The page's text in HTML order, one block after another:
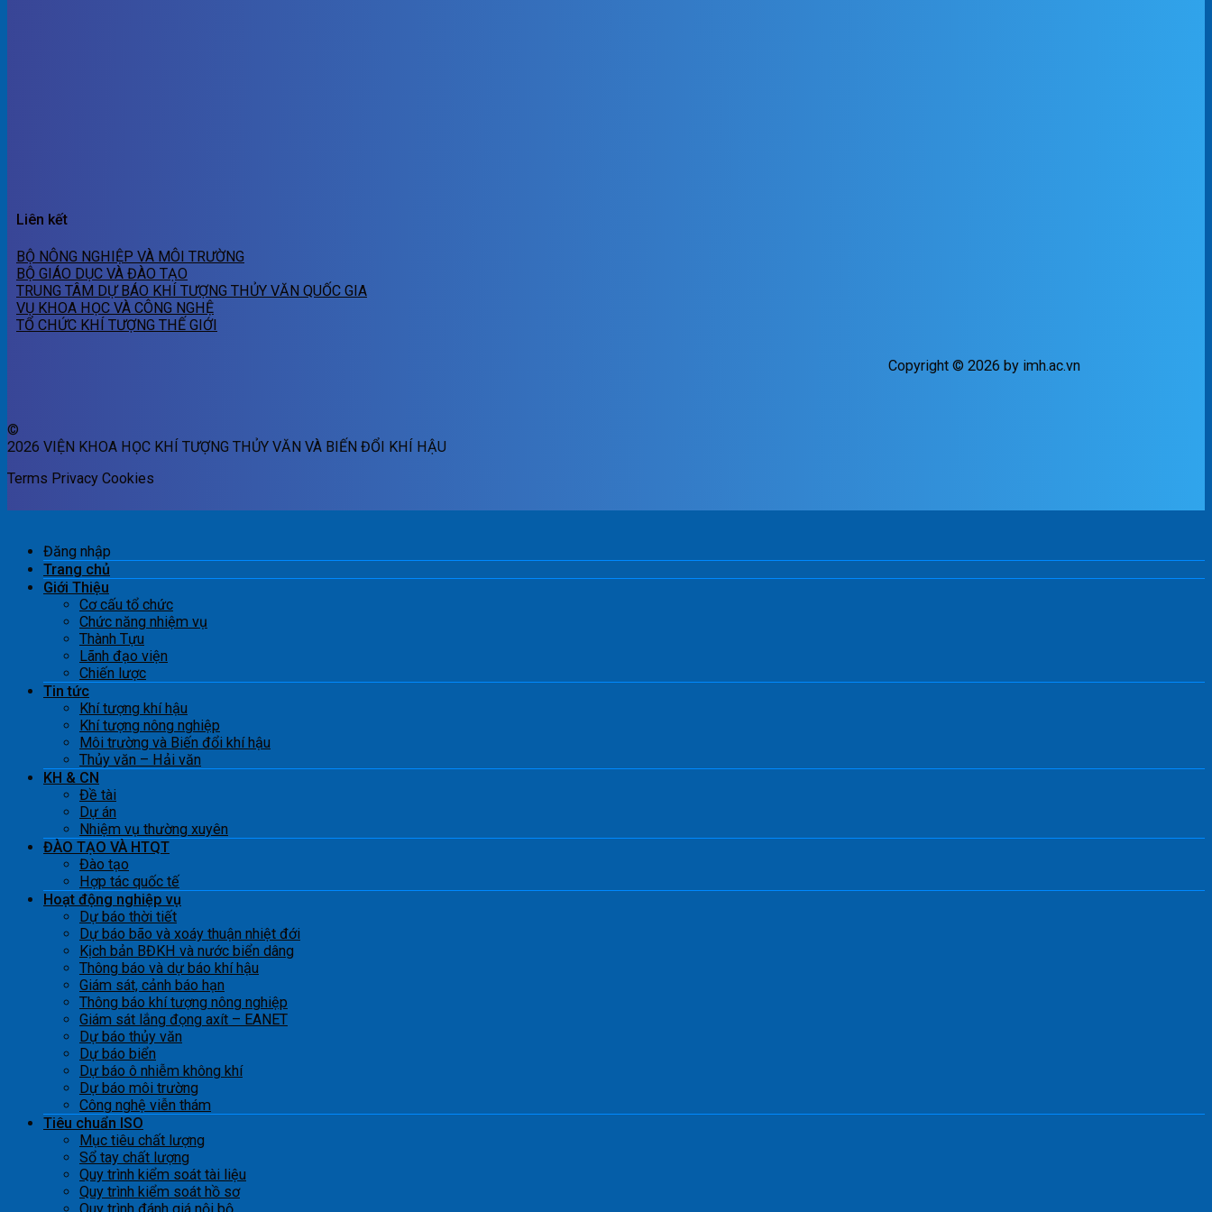
Liên kết
BỘ NÔNG NGHIỆP VÀ MÔI TRƯỜNG
BỘ GIÁO DỤC VÀ ĐÀO TẠO
TRUNG TÂM DỰ BÁO KHÍ TƯỢNG THỦY VĂN QUỐC GIA
VỤ KHOA HỌC VÀ CÔNG NGHỆ
TỔ CHỨC KHÍ TƯỢNG THẾ GIỚI
Copyright © 2026 by imh.ac.vn
©
2026 VIỆN KHOA HỌC KHÍ TƯỢNG THỦY VĂN VÀ BIẾN ĐỔI KHÍ HẬU
Terms Privacy Cookies
Đăng nhập
Trang chủ
Giới Thiệu
Cơ cấu tổ chức
Chức năng nhiệm vụ
Thành Tựu
Lãnh đạo viện
Chiến lược
Tin tức
Khí tượng khí hậu
Khí tượng nông nghiệp
Môi trường và Biến đổi khí hậu
Thủy văn – Hải văn
KH & CN
Đề tài
Dự án
Nhiệm vụ thường xuyên
ĐÀO TẠO VÀ HTQT
Đào tạo
Hợp tác quốc tế
Hoạt động nghiệp vụ
Dự báo thời tiết
Dự báo bão và xoáy thuận nhiệt đới
Kịch bản BĐKH và nước biển dâng
Thông báo và dự báo khí hậu
Giám sát, cảnh báo hạn
Thông báo khí tượng nông nghiệp
Giám sát lắng đọng axít – EANET
Dự báo thủy văn
Dự báo biển
Dự báo ô nhiễm không khí
Dự báo môi trường
Công nghệ viễn thám
Tiêu chuẩn ISO
Mục tiêu chất lượng
Sổ tay chất lượng
Quy trình kiểm soát tài liệu
Quy trình kiểm soát hồ sơ
Quy trình đánh giá nội bộ